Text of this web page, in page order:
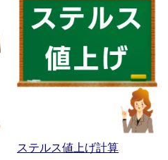
ステルス値上げ計算